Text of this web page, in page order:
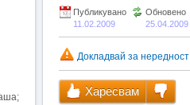
Публикувано
11.02.2009
Обновено
25.04.2009
Докладвай за нередност
Харесвам